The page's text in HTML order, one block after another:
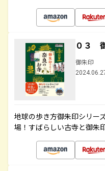
０３
御朱印
地球の歩き方御朱印シリー
場！すばらしい古寺と御朱